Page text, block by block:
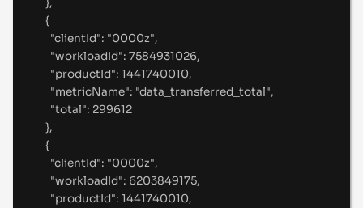
{
"clientId": "0000z",
"workloadId": 7584931026,
"productId": 1441740010,
"metricName": "data_transferred_total",
"total": 299612
},
{
"clientId": "0000z",
"workloadId": 6203849175,
"productId": 1441740010,